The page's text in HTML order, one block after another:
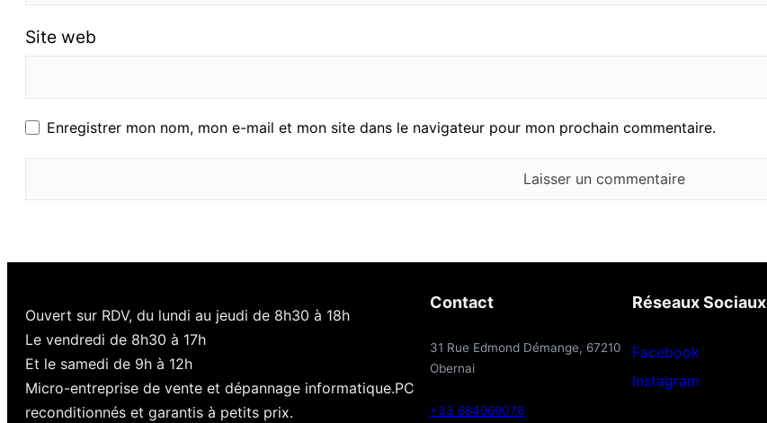
Site web
Enregistrer mon nom, mon e-mail et mon site dans le navigateur pour mon prochain commentaire.
Ouvert sur RDV, du lundi au jeudi de 8h30 à 18h
Le vendredi de 8h30 à 17h
Et le samedi de 9h à 12h
Micro-entreprise de vente et dépannage informatique.PC
reconditionnés et garantis à petits prix.
Contact
31 Rue Edmond Démange, 67210
Obernai
+33 684969076
Réseaux Sociaux
Facebook
Instagram